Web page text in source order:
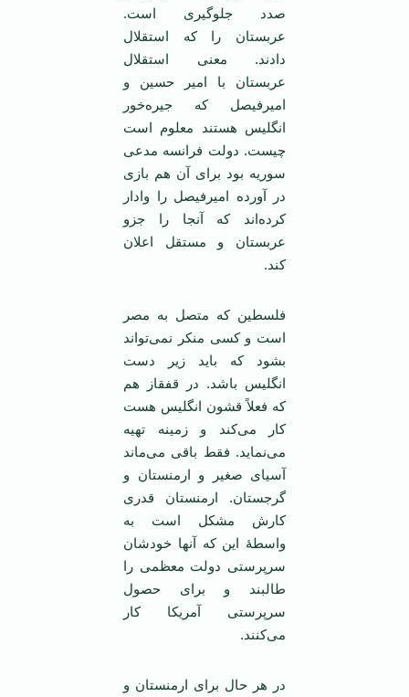
صدد جلوگیری است.
عربستان را که استقلال
دادند. معنی استقلال
عربستان با امیر حسین و
امیرفیصل که جیره‌خور
انگلیس هستند معلوم است
چیست. دولت فرانسه مدعی
سوریه بود برای آن هم بازی
در آورده امیرفیصل را وادار
کرده‌اند که آنجا را جزو
عربستان و مستقل اعلان
کند.
فلسطین که متصل به مصر
است و کسی منکر نمی‌تواند
بشود که باید زیر دست
انگلیس باشد. در قفقاز هم
که فعلاً قشون انگلیس هست
کار می‌کند و زمینه تهیه
می‌نماید. فقط باقی می‌ماند
آسیای صغیر و ارمنستان و
گرجستان. ارمنستان قدری
کارش مشکل است به
واسطۀ این که آنها خودشان
سرپرستی دولت معظمی را
طالبند و برای حصول
سرپرستی آمریکا کار
می‌کنند.
در هر حال برای ارمنستان و